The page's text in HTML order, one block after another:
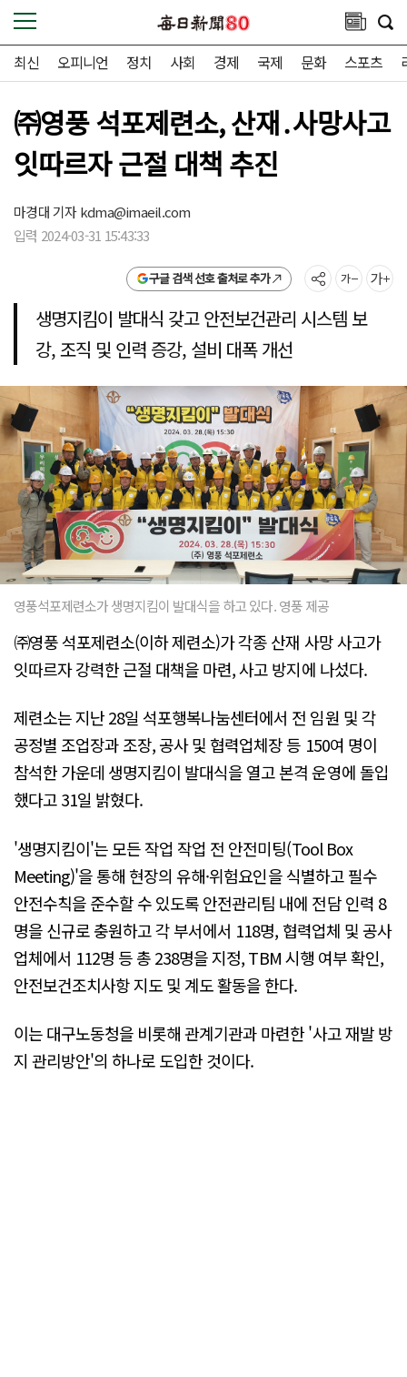
최신 오피니언 정치 사회 경제 국제 문화 스포츠
㈜영풍 석포제련소, 산재․사망사고
잇따르자 근절 대책 추진
마경대 기자kdma@imaeil.com
입력 2024-03-31 15:43:33
구글 검색 선호 출처로 추가
생명지킴이 발대식 갖고 안전보건관리 시스템 보
강, 조직 및 인력 증강, 설비 대폭 개선
영풍석포제련소가 생명지킴이 발대식을 하고 있다. 영풍 제공
㈜영풍 석포제련소(이하 제련소)가 각종 산재 사망 사고가
잇따르자 강력한 근절 대책을 마련, 사고 방지에 나섰다.
제련소는 지난 28일 석포행복나눔센터에서 전 임원 및 각
공정별 조업장과 조장, 공사 및 협력업체장 등 150여 명이
참석한 가운데 생명지킴이 발대식을 열고 본격 운영에 돌입
했다고 31일 밝혔다.
'생명지킴이'는 모든 작업 작업 전 안전미팅(Tool Box
Meeting)'을 통해 현장의 유해·위험요인을 식별하고 필수
안전수칙을 준수할 수 있도록 안전관리팀 내에 전담 인력 8
명을 신규로 충원하고 각 부서에서 118명, 협력업체 및 공사
업체에서 112명 등 총 238명을 지정, TBM 시행 여부 확인,
안전보건조치사항 지도 및 계도 활동을 한다.
이는 대구노동청을 비롯해 관계기관과 마련한 '사고 재발 방
지 관리방안'의 하나로 도입한 것이다.